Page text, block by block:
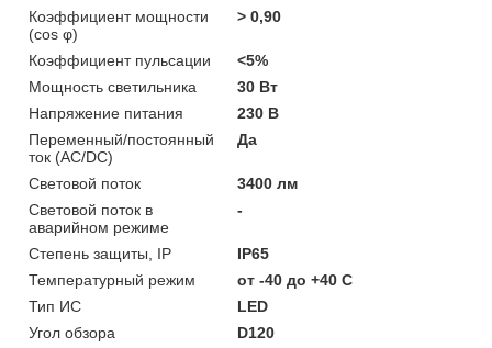
Коэффициент мощности
(cos φ)
> 0,90
Коэффициент пульсации
<5%
Мощность светильника
30 Вт
Напряжение питания
230 В
Переменный/постоянный
ток (AC/DC)
Да
Световой поток
3400 лм
Световой поток в
аварийном режиме
-
Степень защиты, IP
IP65
Температурный режим
от -40 до +40 C
Тип ИС
LED
Угол обзора
D120